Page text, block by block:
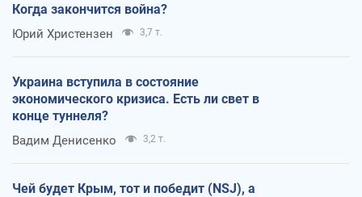
Когда закончится война?
Юрий Христензен 3,7 т.
Украина вступила в состояние
экономического кризиса. Есть ли свет в
конце туннеля?
Вадим Денисенко 3,2 т.
Чей будет Крым, тот и победит (NSJ), а